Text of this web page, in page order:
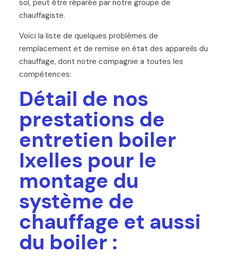
sol, peut être réparée par notre groupe de
chauffagiste.
Voici la liste de quelques problèmes de
remplacement et de remise en état des appareils du
chauffage, dont notre compagnie a toutes les
compétences:
Détail de nos
prestations de
entretien boiler
Ixelles pour le
montage du
système de
chauffage et aussi
du boiler :